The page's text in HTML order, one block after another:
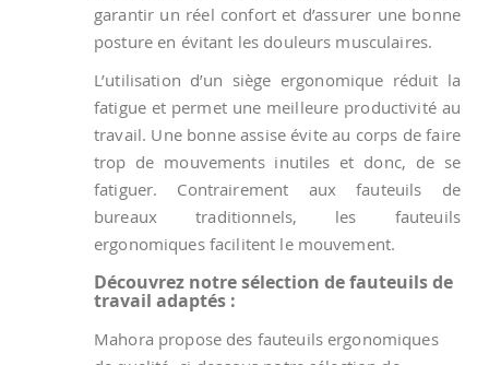
garantir un réel confort et d’assurer une bonne
posture en évitant les douleurs musculaires.
L’utilisation d’un siège ergonomique réduit la
fatigue et permet une meilleure productivité au
travail. Une bonne assise évite au corps de faire
trop de mouvements inutiles et donc, de se
fatiguer. Contrairement aux fauteuils de
bureaux traditionnels, les fauteuils
ergonomiques facilitent le mouvement.
Découvrez notre sélection de fauteuils de
travail adaptés :
Mahora propose des fauteuils ergonomiques